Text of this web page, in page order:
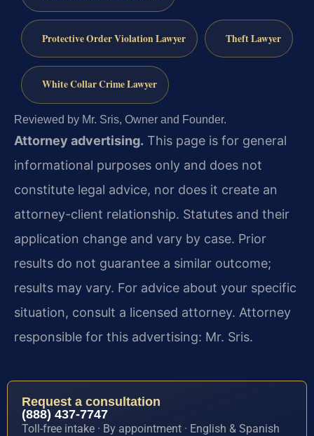
Protective Order Violation Lawyer Theft Lawyer
White Collar Crime Lawyer
Reviewed by Mr. Sris, Owner and Founder.
Attorney advertising. This page is for general
informational purposes only and does not
constitute legal advice, nor does it create an
attorney-client relationship. Statutes and their
application change and vary by case. Prior
results do not guarantee a similar outcome;
results may vary. For advice about your specific
situation, consult a licensed attorney. Attorney
responsible for this advertising: Mr. Sris.
Request a consultation
(888) 437-7747
Toll-free intake · By appointment · English & Spanish